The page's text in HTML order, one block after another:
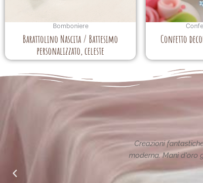
Bomboniere
Barattolino Nascita / Battesimo
personalizzato, celeste
Confetto
Le creazioni